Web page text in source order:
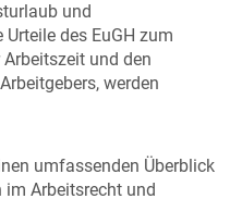
und
des EuGH zum
und den
werden
umfassenden Überblick
im Arbeitsrecht und